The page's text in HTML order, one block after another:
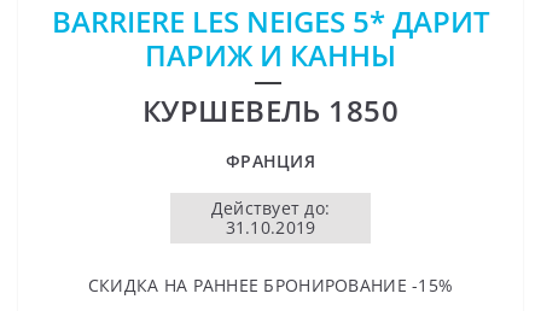
BARRIERE LES NEIGES 5* ДАРИТ
ПАРИЖ И КАННЫ
КУРШЕВЕЛЬ 1850
ФРАНЦИЯ
Действует до:
31.10.2019
СКИДКА НА РАННЕЕ БРОНИРОВАНИЕ -15%